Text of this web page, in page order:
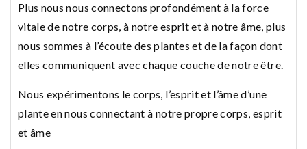
Plus nous nous connectons profondément à la force
vitale de notre corps, à notre esprit et à notre âme, plus
nous sommes à l’écoute des plantes et de la façon dont
elles communiquent avec chaque couche de notre être.
Nous expérimentons le corps, l’esprit et l’âme d’une
plante en nous connectant à notre propre corps, esprit
et âme